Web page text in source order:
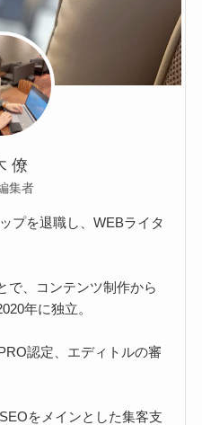
僚
集者
プを退職し、WEBライタ
で、コンテンツ制作から
年に独立。
認定、エディトルの審
をメインとした集客支